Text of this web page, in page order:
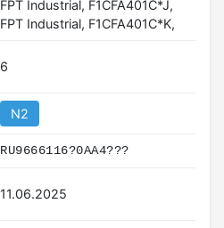
FPT Industrial, F1CFA401C*J,
FPT Industrial, F1CFA401C*K,
6
N2
RU9666116?0AA4???
11.06.2025